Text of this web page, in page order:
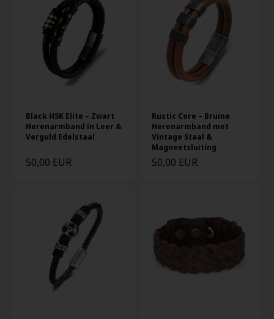
Black HSK Elite – Zwart
Herenarmband in Leer &
Verguld Edelstaal
50,00 EUR
Rustic Core – Bruine
Herenarmband met
Vintage Staal &
Magneetsluiting
50,00 EUR